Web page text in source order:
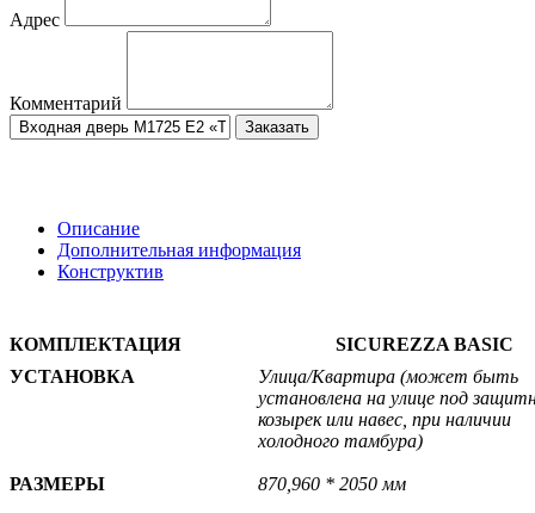
Адрес
Комментарий
Заказать
Описание
Дополнительная информация
Конструктив
КОМПЛЕКТАЦИЯ
SICUREZZA BASIC
УСТАНОВКА
Улица/Квартира (может быть
установлена на улице под
козырек или навес, при наличии
холодного тамбура)
РАЗМЕРЫ 870,960 * 2050 мм